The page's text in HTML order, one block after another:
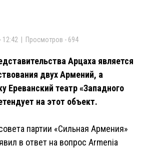
12:42 | Просмотров - 694
Арцаха является
двух Армений, а
Ереванский театр «Западного
на этот объект.
партии «Сильная Армения»
в ответ на вопрос Armenia